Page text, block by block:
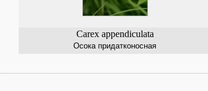
Carex appendiculata
Осока придатконосная